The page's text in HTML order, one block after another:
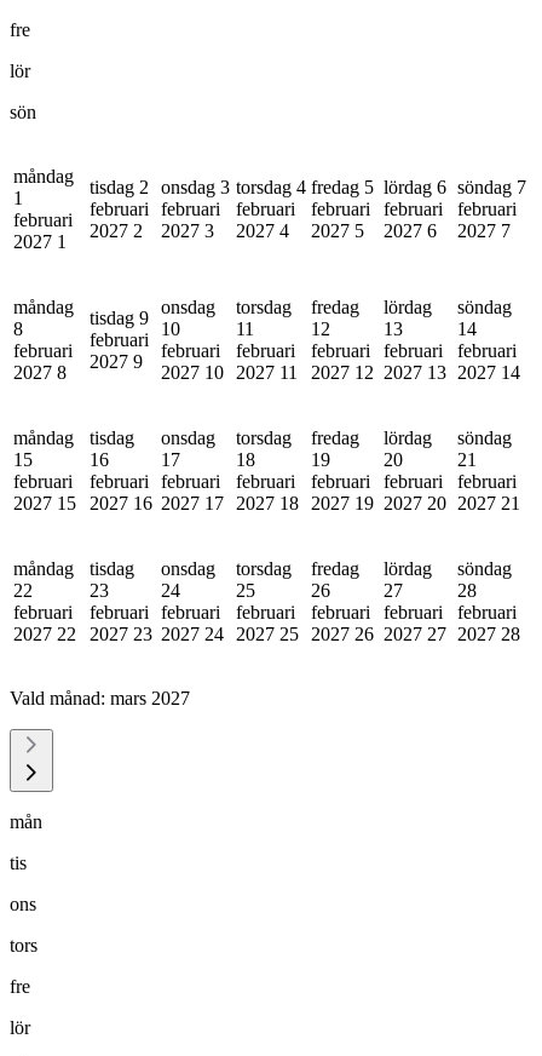
fre
lör
sön
måndag
1
februari
2027 1
tisdag 2
februari
2027 2
onsdag 3
februari
2027 3
torsdag 4
februari
2027 4
fredag 5
februari
2027 5
lördag 6
februari
2027 6
söndag 7
februari
2027 7
måndag
8
februari
2027 8
tisdag 9
februari
2027 9
onsdag
10
februari
2027 10
torsdag
11
februari
2027 11
fredag
12
februari
2027 12
lördag
13
februari
2027 13
söndag
14
februari
2027 14
måndag
15
februari
2027 15
tisdag
16
februari
2027 16
onsdag
17
februari
2027 17
torsdag
18
februari
2027 18
fredag
19
februari
2027 19
lördag
20
februari
2027 20
söndag
21
februari
2027 21
måndag
22
februari
2027 22
tisdag
23
februari
2027 23
onsdag
24
februari
2027 24
torsdag
25
februari
2027 25
fredag
26
februari
2027 26
lördag
27
februari
2027 27
söndag
28
februari
2027 28
Vald månad: mars 2027
mån
tis
ons
tors
fre
lör